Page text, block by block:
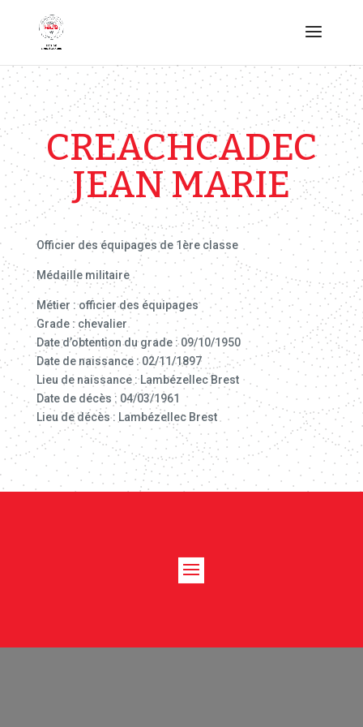
CREACHCADEC
JEAN MARIE
Officier des équipages de 1ère classe
Médaille militaire
Métier : officier des équipages
Grade : chevalier
Date d’obtention du grade : 09/10/1950
Date de naissance : 02/11/1897
Lieu de naissance : Lambézellec Brest
Date de décès : 04/03/1961
Lieu de décès : Lambézellec Brest